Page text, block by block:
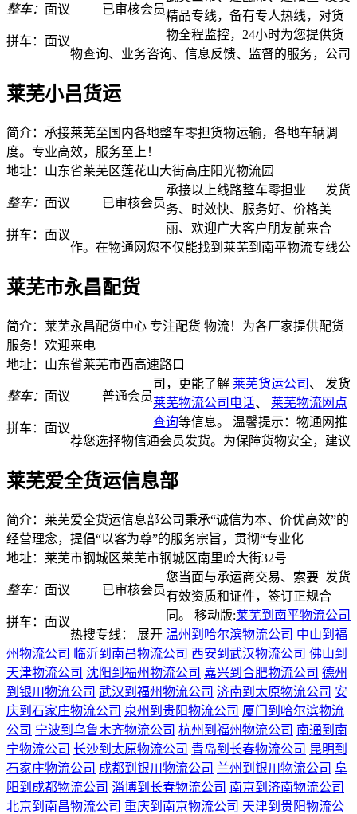
整车： 面议
拼车： 面议
已审核会员
莱芜小吕货运
简介：承接莱芜至国内各地整车零担货物运输，各地车辆调
度。专业高效，服务至上！
地址：山东省莱芜区莲花山大街高庄阳光物流园
整车： 面议
拼车： 面议
已审核会员
发货
莱芜市永昌配货
简介：莱芜永昌配货中心 专注配货 物流！为各厂家提供配货
服务！欢迎来电
地址：山东省莱芜市西高速路口
整车： 面议
拼车： 面议
普通会员
发货
莱芜爱全货运信息部
简介：莱芜爱全货运信息部公司秉承“诚信为本、价优高效”的
经营理念，提倡“以客为尊”的服务宗旨，贯彻“专业化
地址：莱芜市钢城区莱芜市钢城区南里岭大街32号
整车： 面议
拼车： 面议
已审核会员
发货
精品专线，备有专人热线，对货
物全程监控，24小时为您提供货
物查询、业务咨询、信息反馈、监督的服务，公司
承接以上线路整车零担业
务、时效快、服务好、价格美
丽、欢迎广大客户朋友前来合
作。在物通网您不仅能找到莱芜到南平物流专线公
司，更能了解 莱芜货运公司 、
莱芜物流公司电话、 莱芜物流网点
查询等信息。 温馨提示：物通网推
荐您选择物信通会员发货。为保障货物安全，建议
您当面与承运商交易、索要
有效资质和证件，签订正规合
同。 移动版:莱芜到南平物流公司
热搜专线： 展开 温州到哈尔滨物流公司 中山到福
州物流公司
临沂到南昌物流公司 西安到武汉物流公司 佛山到
天津物流公司 沈阳到福州物流公司 嘉兴到合肥物流公司 德州
到银川物流公司 武汉到福州物流公司 济南到太原物流公司 安
庆到石家庄物流公司 泉州到贵阳物流公司 厦门到哈尔滨物流
公司 宁波到乌鲁木齐物流公司 杭州到福州物流公司 南通到南
宁物流公司 长沙到太原物流公司 青岛到长春物流公司 昆明到
石家庄物流公司 成都到银川物流公司 兰州到银川物流公司 阜
阳到成都物流公司 淄博到长春物流公司 南京到济南物流公司
北京到南昌物流公司 重庆到南京物流公司 天津到贵阳物流公